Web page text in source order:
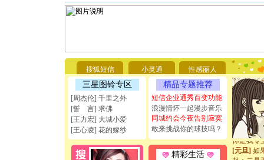
搜狐短信 小灵通 性感丽人
三星图铃专区
[周杰伦] 千里之外
[誓 言] 求佛
[王力宏] 大城小爱
[王心凌] 花的嫁纱
精品专题推荐
短信企业通秀百变功能
浪漫情怀一起漫步音乐
同城约会今夜告别寂寞
敢来挑战你的球技吗？
精彩生活
要平安！
[圣诞节]
能正大光
天都要快
[圣诞节]
如意,快
[元旦]看
断电。爱
你是我专
[元旦]如
起；二是